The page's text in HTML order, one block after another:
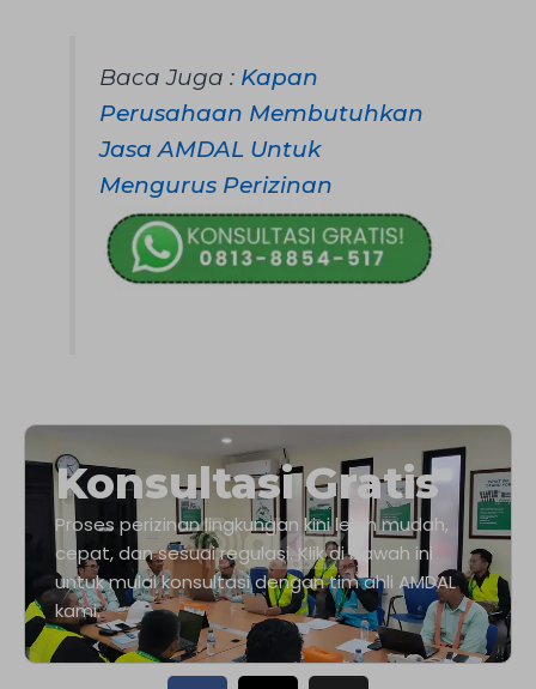
Baca Juga : Kapan
Perusahaan Membutuhkan
Jasa AMDAL Untuk
Mengurus Perizinan
Konsultasi Gratis
Proses perizinan lingkungan kini lebih mudah,
cepat, dan sesuai regulasi. Klik di bawah ini
untuk mulai konsultasi dengan tim ahli AMDAL
kami.